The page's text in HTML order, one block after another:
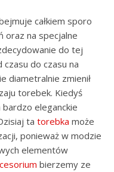
całkiem sporo
oraz na specjalne
do tej
do czasu na
diametralnie zmienił
torebek. Kiedyś
eleganckie
ta torebka może
ponieważ w modzie
elementów
bierzemy ze